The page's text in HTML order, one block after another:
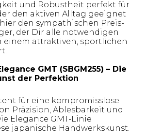
und Robustheit perfekt für
den aktiven Alltag geeignet
den sympathischen Preis-
der Dir alle notwendigen
einem attraktiven, sportlichen
GMT (SBGM255) – Die
der Perfektion
für eine kompromisslose
Präzision, Ablesbarkeit und
Elegance GMT-Linie
japanische Handwerkskunst.